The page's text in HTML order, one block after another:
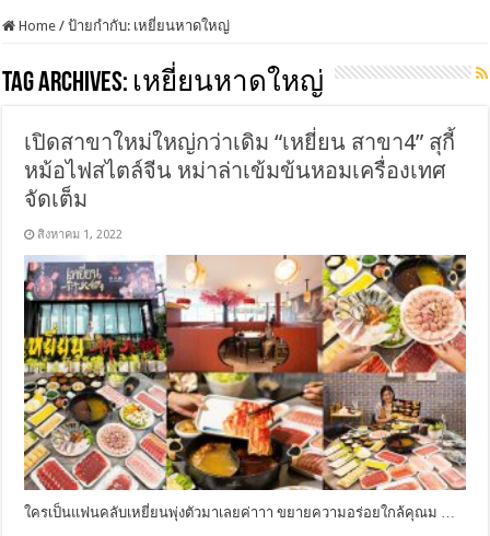
Home / ป้ายกำกับ: เหยี่ยนหาดใหญ่
Tag Archives: เหยี่ยนหาดใหญ่
เปิดสาขาใหม่ใหญ่กว่าเดิม “เหยี่ยน สาขา4” สุกี้
หม้อไฟสไตล์จีน หม่าล่าเข้มข้นหอมเครื่องเทศ
จัดเต็ม
สิงหาคม 1, 2022
ใครเป็นแฟนคลับเหยี่ยนพุ่งตัวมาเลยค่าาา ขยายความอร่อยใกล้คุณม …